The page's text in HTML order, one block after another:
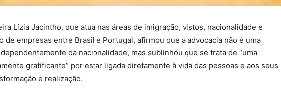
Lízia Jacintho, que atua nas áreas de imigração, vistos, nacionalidade e
de empresas entre Brasil e Portugal, afirmou que a advocacia não é uma
da nacionalidade, mas sublinhou que se trata de “uma
gratificante” por estar ligada diretamente à vida das pessoas e aos seus
e realização.